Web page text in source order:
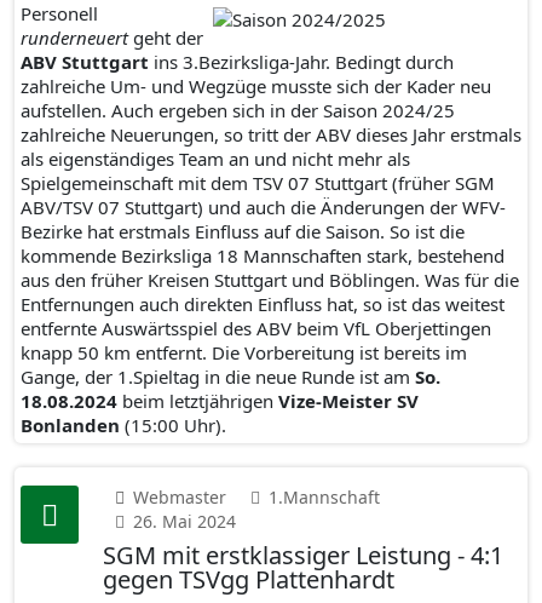
Personell
runderneuertgeht der
ABV Stuttgart ins 3.Bezirksliga-Jahr. Bedingt durch
zahlreiche Um- und Wegzüge musste sich der Kader neu
aufstellen. Auch ergeben sich in der Saison 2024/25
zahlreiche Neuerungen, so tritt der ABV dieses Jahr erstmals
als eigenständiges Team an und nicht mehr als
Spielgemeinschaft mit dem TSV 07 Stuttgart (früher SGM
ABV/TSV 07 Stuttgart) und auch die Änderungen der WFV-
Bezirke hat erstmals Einfluss auf die Saison. So ist die
kommende Bezirksliga 18 Mannschaften stark, bestehend
aus den früher Kreisen Stuttgart und Böblingen. Was für die
Entfernungen auch direkten Einfluss hat, so ist das weitest
entfernte Auswärtsspiel des ABV beim VfL Oberjettingen
knapp 50 km entfernt. Die Vorbereitung ist bereits im
Gange, der 1.Spieltag in die neue Runde ist am So.
18.08.2024 beim letztjährigen Vize-Meister SV
Bonlanden (15:00 Uhr).
Webmaster
1.Mannschaft
26. Mai 2024
SGM mit erstklassiger Leistung - 4:1
gegen TSVgg Plattenhardt